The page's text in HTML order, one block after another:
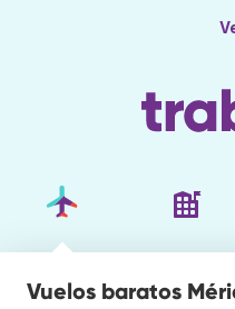
Vuelos baratos